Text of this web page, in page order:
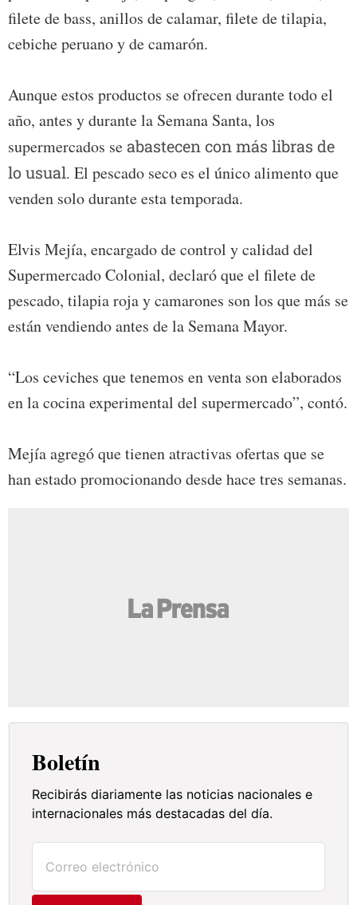
filete de bass, anillos de calamar, filete de tilapia,
cebiche peruano y de camarón.
Aunque estos productos se ofrecen durante todo el
año, antes y durante la Semana Santa, los
supermercados seabastecen con más libras de
lo usual. El pescado seco es el único alimento que
venden solo durante esta temporada.
Elvis Mejía, encargado de control y calidad del
Supermercado Colonial, declaró que el filete de
pescado, tilapia roja y camarones son los que más se
están vendiendo antes de la Semana Mayor.
“Los ceviches que tenemos en venta son elaborados
en la cocina experimental del supermercado”, contó.
Mejía agregó que tienen atractivas ofertas que se
han estado promocionando desde hace tres semanas.
Boletín
Recibirás diariamente las noticias nacionales e
internacionales más destacadas del día.